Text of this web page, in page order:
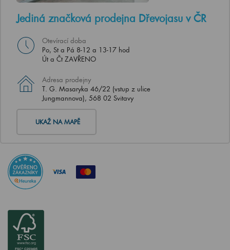
Jediná značková prodejna Dřevojasu v ČR
Otevírací doba
Po, St a Pá 8-12 a 13-17 hod
Út a Čt ZAVŘENO
Adresa prodejny
T. G. Masaryka 46/22 (vstup z ulice
Jungmannova), 568 02 Svitavy
UKAŽ NA MAPĚ